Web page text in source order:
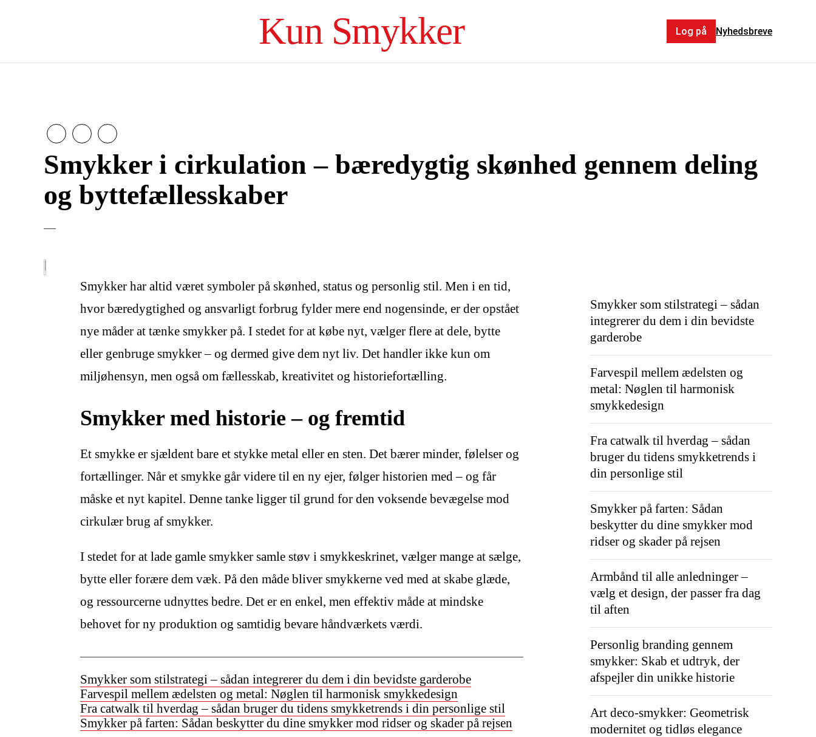
Kun Smykker Log på Nyhedsbreve
Smykker i cirkulation – bæredygtig skønhed gennem deling
og byttefællesskaber
Smykker har altid været symboler på skønhed, status og personlig stil. Men i en tid,
hvor bæredygtighed og ansvarligt forbrug fylder mere end nogensinde, er der opstået
nye måder at tænke smykker på. I stedet for at købe nyt, vælger flere at dele, bytte
eller genbruge smykker – og dermed give dem nyt liv. Det handler ikke kun om
miljøhensyn, men også om fællesskab, kreativitet og historiefortælling.
Smykker med historie – og fremtid
Et smykke er sjældent bare et stykke metal eller en sten. Det bærer minder, følelser og
fortællinger. Når et smykke går videre til en ny ejer, følger historien med – og får
måske et nyt kapitel. Denne tanke ligger til grund for den voksende bevægelse mod
cirkulær brug af smykker.
I stedet for at lade gamle smykker samle støv i smykkeskrinet, vælger mange at sælge,
bytte eller forære dem væk. På den måde bliver smykkerne ved med at skabe glæde,
og ressourcerne udnyttes bedre. Det er en enkel, men effektiv måde at mindske
behovet for ny produktion og samtidig bevare håndværkets værdi.
Smykker som stilstrategi – sådan integrerer du dem i din bevidste garderobe
Farvespil mellem ædelsten og metal: Nøglen til harmonisk smykkedesign
Fra catwalk til hverdag – sådan bruger du tidens smykketrends i din personlige stil
Smykker på farten: Sådan beskytter du dine smykker mod ridser og skader på rejsen
Smykker som stilstrategi – sådan
integrerer du dem i din bevidste
garderobe
Farvespil mellem ædelsten og
metal: Nøglen til harmonisk
smykkedesign
Fra catwalk til hverdag – sådan
bruger du tidens smykketrends i
din personlige stil
Smykker på farten: Sådan
beskytter du dine smykker mod
ridser og skader på rejsen
Armbånd til alle anledninger –
vælg et design, der passer fra dag
til aften
Personlig branding gennem
smykker: Skab et udtryk, der
afspejler din unikke historie
Art deco-smykker: Geometrisk
modernitet og tidløs elegance